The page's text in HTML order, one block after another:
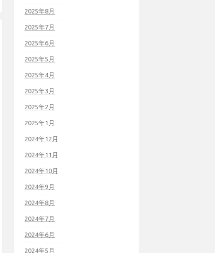
2025年8月
2025年7月
2025年6月
2025年5月
2025年4月
2025年3月
2025年2月
2025年1月
2024年12月
2024年11月
2024年10月
2024年9月
2024年8月
2024年7月
2024年6月
2024年5月